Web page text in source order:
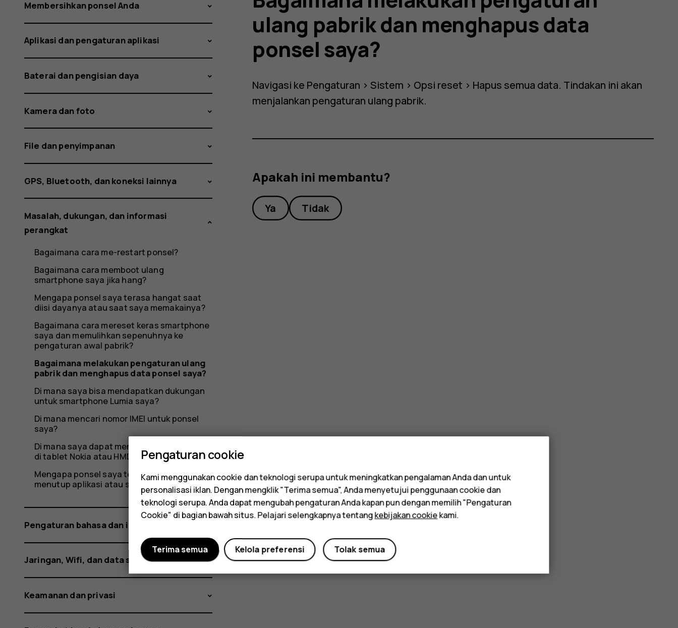
pabrik
dan
menghapus
data
ponsel
saya?
Membersihkan ponsel Anda
Aplikasi dan pengaturan aplikasi
Baterai dan pengisian daya
Kamera dan foto
File dan penyimpanan
GPS, Bluetooth, dan koneksi lainnya
Masalah, dukungan, dan informasi
perangkat
Bagaimana cara me-restart ponsel?
Bagaimana cara memboot ulang
smartphone saya jika hang?
Mengapa ponsel saya terasa hangat saat
diisi dayanya atau saat saya memakainya?
Bagaimana cara mereset keras smartphone
saya dan memulihkan sepenuhnya ke
pengaturan awal pabrik?
Bagaimana melakukan pengaturan ulang
pabrik dan menghapus data ponsel saya?
Di mana saya bisa mendapatkan dukungan
untuk smartphone Lumia saya?
Di mana mencari nomor IMEI untuk ponsel
saya?
Di mana saya dapat menemukan nomor PSN
di tablet Nokia atau HMD saya?
Mengapa ponsel saya terasa hangat,
menutup aplikasi atau sesekali melambat?
Pengaturan bahasa dan input
Jaringan, Wifi, dan data seluler
Keamanan dan privasi
ulang pabrik dan menghapus data
ponsel saya?
Navigasi ke Pengaturan >Sistem > Opsi reset > Hapus semua data. Tindakan ini akan
menjalankan pengaturan ulang pabrik.
Apakah ini membantu?
Ya Tidak
Pengaturan cookie
Kami menggunakan cookie dan teknologi serupa untuk meningkatkan pengalaman Anda dan untuk
personalisasi iklan. Dengan mengklik "Terima semua", Anda menyetujui penggunaan cookie dan
teknologi serupa. Anda dapat mengubah pengaturan Anda kapan pun dengan memilih "Pengaturan
Cookie" di bagian bawah situs. Pelajari selengkapnya tentangkebijakan cookiekami.
Tolak semua
Kelola preferensi
Terima semua